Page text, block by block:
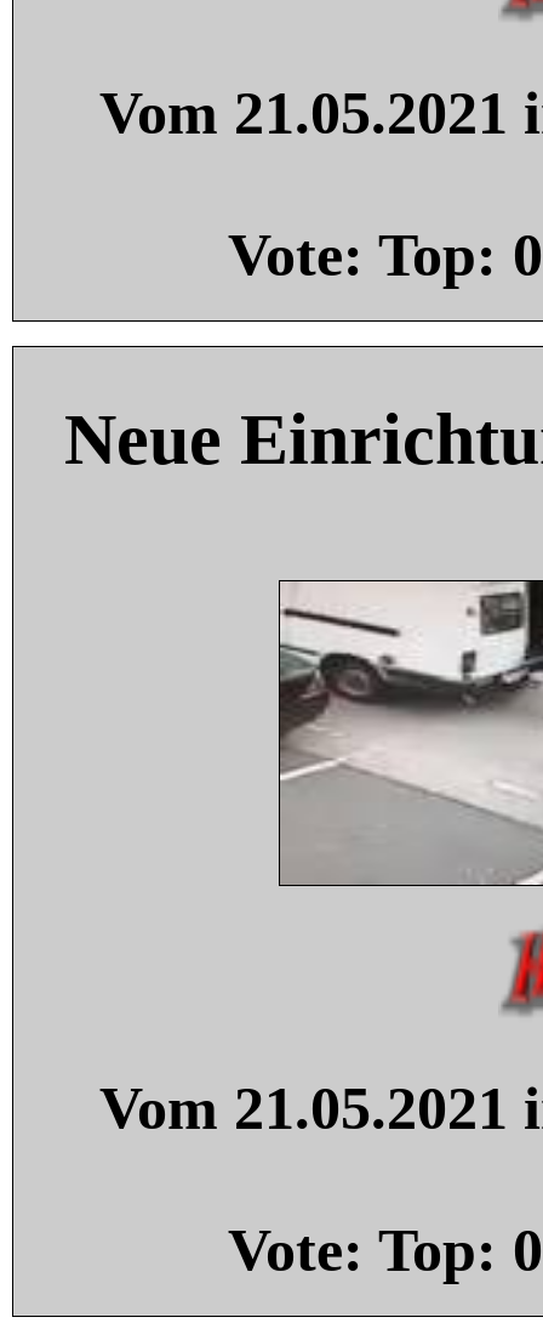
Vom
Vote: Top: 0
Neue
Vom
Vote: Top: 0